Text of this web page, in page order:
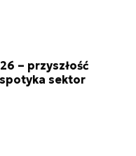
– przyszłość
sektor